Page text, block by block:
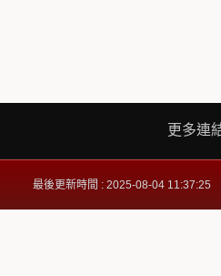
更多連
最後更新時間 : 2025-08-04 11:37:25